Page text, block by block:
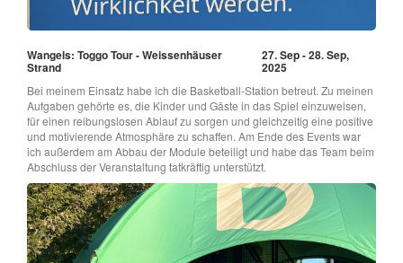
Wangels: Toggo Tour - Weissenhäuser
Strand
27. Sep - 28. Sep,
2025
Bei meinem Einsatz habe ich die Basketball-Station betreut. Zu meinen
Aufgaben gehörte es, die Kinder und Gäste in das Spiel einzuweisen,
für einen reibungslosen Ablauf zu sorgen und gleichzeitig eine positive
und motivierende Atmosphäre zu schaffen. Am Ende des Events war
ich außerdem am Abbau der Module beteiligt und habe das Team beim
Abschluss der Veranstaltung tatkräftig unterstützt.